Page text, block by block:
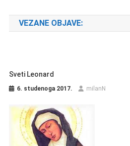
VEZANE OBJAVE:
Sveti Leonard
6. studenoga 2017. milanN